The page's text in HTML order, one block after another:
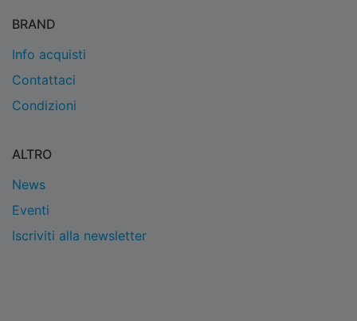
BRAND
Info acquisti
Contattaci
Condizioni
ALTRO
News
Eventi
Iscriviti alla newsletter